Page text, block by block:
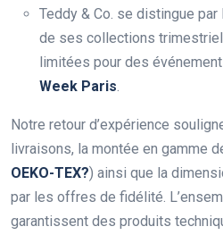
Teddy & Co. se distingue
de ses collections
limitées pour des
Week Paris
Notre retour d’expérience
livraisons, la montée en gamme
OEKO-TEX?) ainsi que la
par les offres de fidélité.
garantissent des produits